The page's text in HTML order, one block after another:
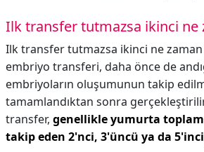
Ilk transfer tutmazsa ikinci ne
Ilk transfer tutmazsa ikinci ne zaman
embriyo transferi, daha önce de
embriyoların oluşumunun takip
tamamlandıktan sonra
transfer, genellikle yumurta
takip eden 2'nci, 3'üncü ya da